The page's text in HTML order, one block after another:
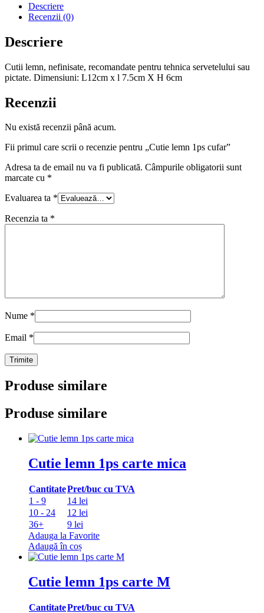
Descriere
Recenzii (0)
Descriere
Cutii lemn, nefinisate, recomandate pentru tehnica servetelului sau
pictate. Dimensiuni: L12cm x l 7.5cm X H 6cm
Recenzii
Nu există recenzii până acum.
Fii primul care scrii o recenzie pentru „Cutie lemn 1ps cufar”
Adresa ta de email nu va fi publicată. Câmpurile obligatorii sunt
marcate cu *
Evaluarea ta *
Recenzia ta *
Nume *
Email *
Produse similare
Produse similare
Cutie lemn 1ps carte mica
CantitatePret/buc cu TVA
1 - 9
14 lei
10 - 24
12 lei
36+
9 lei
Adauga la Favorite
Adaugă în coș
Cutie lemn 1ps carte M
CantitatePret/buc cu TVA